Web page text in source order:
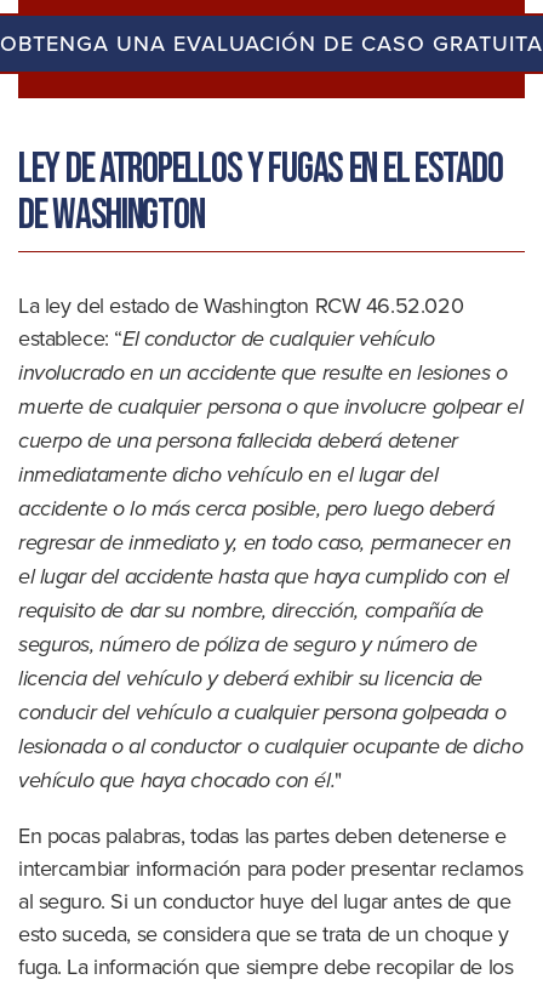
OBTENGA UNA EVALUACIÓN DE CASO GRATUITA
Ley de atropellos y fugas en el estado
de Washington
La ley del estado de Washington RCW 46.52.020
establece: “El conductor de cualquier vehículo
involucrado en un accidente que resulte en lesiones o
muerte de cualquier persona o que involucre golpear el
cuerpo de una persona fallecida deberá detener
inmediatamente dicho vehículo en el lugar del
accidente o lo más cerca posible, pero luego deberá
regresar de inmediato y, en todo caso, permanecer en
el lugar del accidente hasta que haya cumplido con el
requisito de dar su nombre, dirección, compañía de
seguros, número de póliza de seguro y número de
licencia del vehículo y deberá exhibir su licencia de
conducir del vehículo a cualquier persona golpeada o
lesionada o al conductor o cualquier ocupante de dicho
vehículo que haya chocado con él."
En pocas palabras, todas las partes deben detenerse e
intercambiar información para poder presentar reclamos
al seguro. Si un conductor huye del lugar antes de que
esto suceda, se considera que se trata de un choque y
fuga. La información que siempre debe recopilar de los